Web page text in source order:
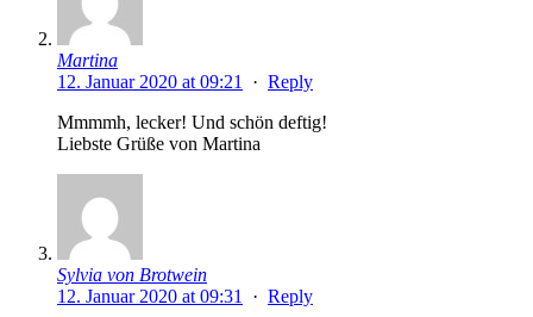
Martina
12. Januar 2020 at 09:21
· Reply
Mmmmh, lecker! Und schön deftig!
Liebste Grüße von Martina
Sylvia von Brotwein
12. Januar 2020 at 09:31
· Reply